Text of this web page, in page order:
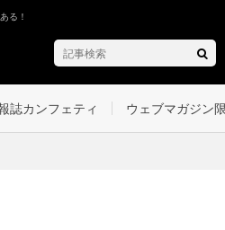
る！
誌カンフェティ ウェブマガジン